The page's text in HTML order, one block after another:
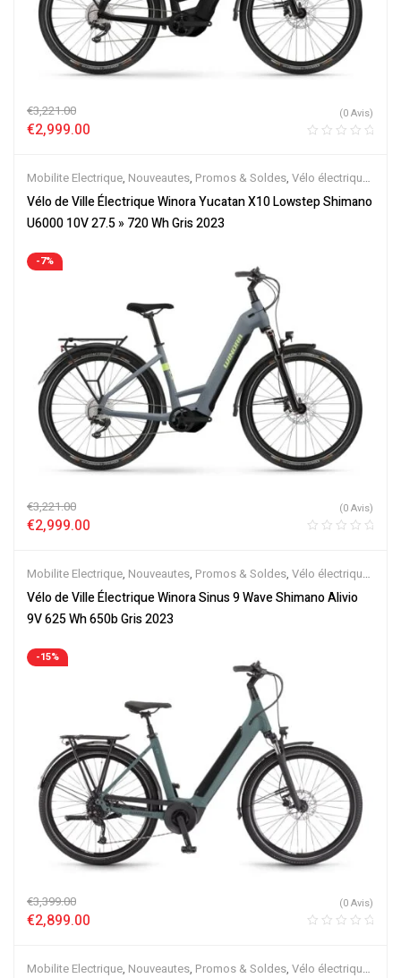
€3,221.00
€2,999.00
(0 Avis)
Mobilite Electrique, Nouveautes, Promos & Soldes, Vélo électrique
ville,Velos Electriques
Vélo de Ville Électrique Winora Yucatan X10 Lowstep Shimano
U6000 10V 27.5 » 720 Wh Gris 2023
-7%
€3,221.00
€2,999.00
(0 Avis)
Mobilite Electrique, Nouveautes, Promos & Soldes, Vélo électrique
ville, Velos Electriques
Vélo de Ville Électrique Winora Sinus 9 Wave Shimano Alivio
9V 625 Wh 650b Gris 2023
-15%
€3,399.00
€2,899.00
(0 Avis)
Mobilite Electrique, Nouveautes, Promos & Soldes, Vélo électrique